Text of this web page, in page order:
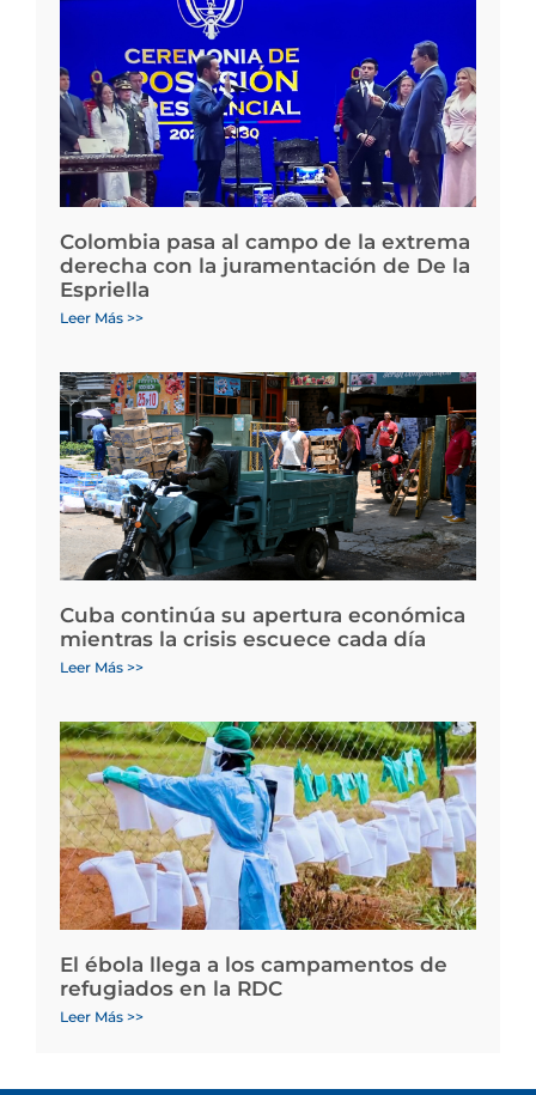
Colombia pasa al campo de la extrema
derecha con la juramentación de De la
Espriella
Leer Más >>
Cuba continúa su apertura económica
mientras la crisis escuece cada día
Leer Más >>
El ébola llega a los campamentos de
refugiados en la RDC
Leer Más >>